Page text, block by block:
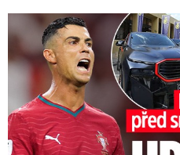
Ronaldo se pochlubil před